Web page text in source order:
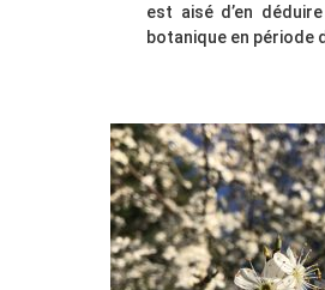
est aisé d’en
botanique en période